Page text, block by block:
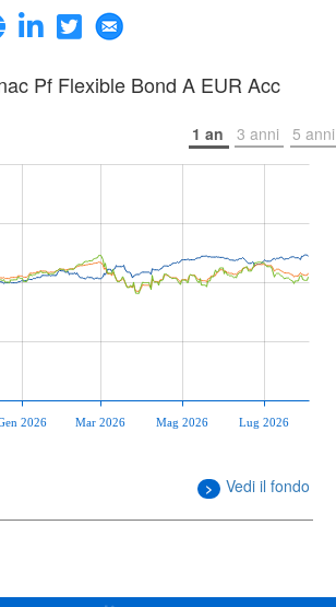
Pf Flexible Bond A EUR Acc
1 an 3 anni 5 anni
2026 Mar 2026 Mag 2026 Lug 2026
> Vedi il fondo